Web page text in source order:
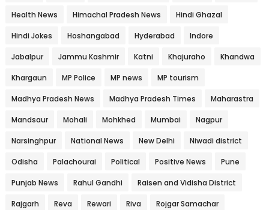
Health News Himachal Pradesh News Hindi Ghazal
Hindi Jokes Hoshangabad Hyderabad Indore
Jabalpur Jammu Kashmir Katni Khajuraho Khandwa
Khargaun MP Police MP news MP tourism
Madhya Pradesh News Madhya Pradesh Times Maharastra
Mandsaur Mohali Mohkhed Mumbai Nagpur
Narsinghpur National News New Delhi Niwadi district
Odisha Palachourai Political Positive News Pune
Punjab News Rahul Gandhi Raisen and Vidisha District
Rajgarh Reva Rewari Riva Rojgar Samachar